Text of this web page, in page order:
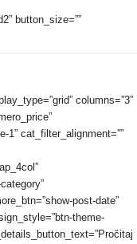
button_size=””
columns=”3”
1” cat_filter_alignment=””
post-date”
theme-